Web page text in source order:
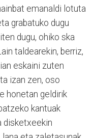
emanaldi lotuta
grabatuko dugu
dugu, ohiko ska
taldearekin, berriz,
eskaini zuten
izan zen, oso
honetan geldirik
kantuak
disketxeekin